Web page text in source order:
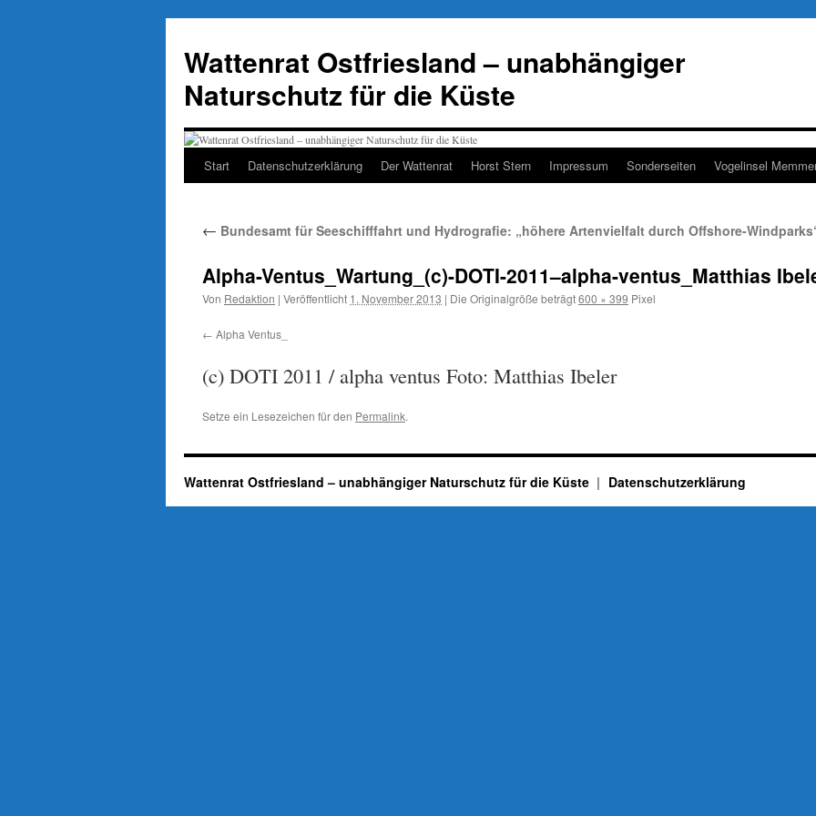
springen
Wattenrat Ostfriesland – unabhängiger
Naturschutz für die Küste
Start Datenschutzerklärung Der Wattenrat Horst Stern Impressum Sonderseiten Vogelinsel
← Bundesamt für Seeschifffahrt und Hydrografie: „höhere Artenvielfalt durch Offshore-
Alpha-Ventus_Wartung_(c)-DOTI-2011–alpha-ventus_Matthias
Von Redaktion | Veröffentlicht 1. November 2013 | Die Originalgröße beträgt600 × 399 Pixel
Alpha Ventus_
(c) DOTI 2011 / alpha ventus Foto: Matthias Ibeler
Setze ein Lesezeichen für den Permalink.
Wattenrat Ostfriesland – unabhängiger Naturschutz für die Küste Datenschutzerklärung